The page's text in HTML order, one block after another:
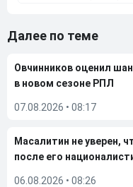
Далее по теме
Овчинников оценил
в новом сезоне РПЛ
07.08.2026 • 08:17
Масалитин не уверен,
после его
06.08.2026 • 08:26